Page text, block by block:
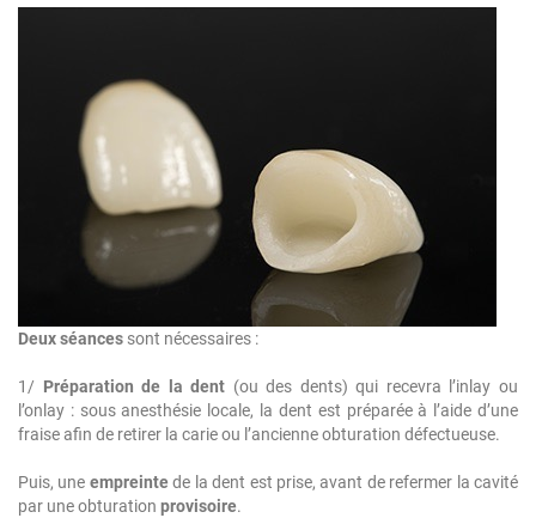
Deux séances sont nécessaires :
1/ Préparation de la dent (ou des dents) qui recevra l’inlay ou
l’onlay : sous anesthésie locale, la dent est préparée à l’aide d’une
fraise afin de retirer la carie ou l’ancienne obturation défectueuse.
Puis, une empreintede la dent est prise, avant de refermer la cavité
par une obturation provisoire.